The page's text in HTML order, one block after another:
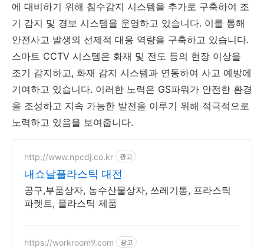
에 대비하기 위해 침수감지 시스템을 추가로 구축하여 조
기 감지 및 경보 시스템을 운영하고 있습니다. 이를 통해
안전사고 발생의 선제적 대응 역량을 구축하고 있습니다.
스마트 CCTV 시스템은 화재 및 전도 등의 현장 이상을
조기 감지하고, 화재 감지 시스템과 연동하여 사고 예방에
기여하고 있습니다. 이러한 노력은 GS파워가 안전한 환경
을 조성하고 지속 가능한 발전을 이루기 위해 적극적으로
노력하고 있음을 보여줍니다.
http://www.npcdj.co.kr 광고
내쇼날플라스틱 대전
공구,부품상자, 농수산물상자, 쓰레기통, 프라스틱
파렛트, 플라스틱 제품
https://workroom9.com 광고